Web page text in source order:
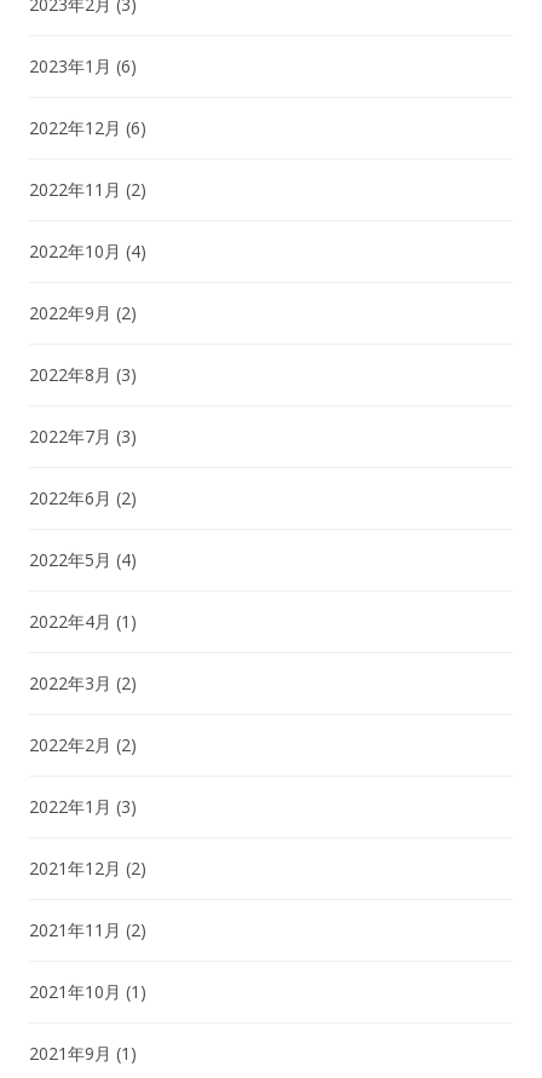
2023年1月 (6)
2022年12月 (6)
2022年11月 (2)
2022年10月 (4)
2022年9月 (2)
2022年8月 (3)
2022年7月 (3)
2022年6月 (2)
2022年5月 (4)
2022年4月 (1)
2022年3月 (2)
2022年2月 (2)
2022年1月 (3)
2021年12月 (2)
2021年11月 (2)
2021年10月 (1)
2021年9月 (1)